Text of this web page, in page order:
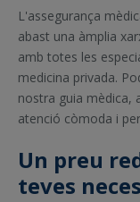
L'assegurança
abast una àmplia
amb totes les
medicina privada.
nostra guia mèdica,
atenció còmoda i
Un preu
teves